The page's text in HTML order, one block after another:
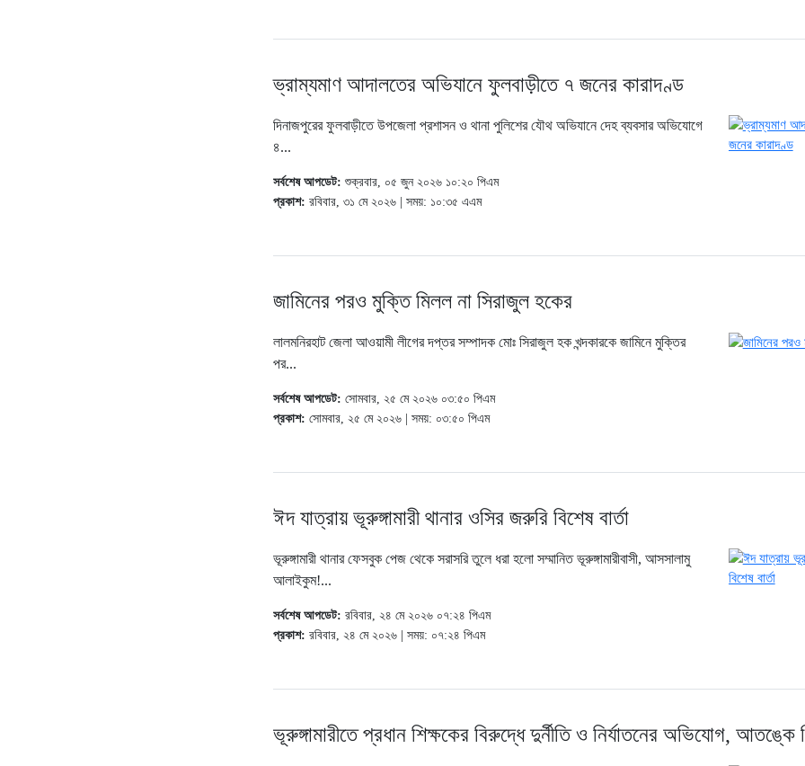
ভ্রাম্যমাণ আদালতের অভিযানে ফুলবাড়ীতে ৭ জনের কারাদণ্ড
দিনাজপুরের ফুলবাড়ীতে উপজেলা প্রশাসন ও থানা পুলিশের যৌথ অভিযানে দেহ ব্যবসার অভিযোগে
৪...
সর্বশেষ আপডেট: শুক্রবার, ০৫ জুন ২০২৬ ১০:২০ পিএম
প্রকাশ: রবিবার, ৩১ মে ২০২৬ | সময়: ১০:৩৫ এএম
জামিনের পরও মুক্তি মিলল না সিরাজুল হকের
লালমনিরহাট জেলা আওয়ামী লীগের দপ্তর সম্পাদক মোঃ সিরাজুল হক খন্দকারকে জামিনে মুক্তির
পর...
সর্বশেষ আপডেট: সোমবার, ২৫ মে ২০২৬ ০৩:৫০ পিএম
প্রকাশ: সোমবার, ২৫ মে ২০২৬ | সময়: ০৩:৫০ পিএম
ঈদ যাত্রায় ভূরুঙ্গামারী থানার ওসির জরুরি বিশেষ বার্তা
ভূরুঙ্গামারী থানার ফেসবুক পেজ থেকে সরাসরি তুলে ধরা হলো সম্মানিত ভূরুঙ্গামারীবাসী, আসসালামু
আলাইকুম!...
সর্বশেষ আপডেট: রবিবার, ২৪ মে ২০২৬ ০৭:২৪ পিএম
প্রকাশ: রবিবার, ২৪ মে ২০২৬ | সময়: ০৭:২৪ পিএম
ভূরুঙ্গামারীতে প্রধান শিক্ষকের বিরুদ্ধে দুর্নীতি ও নির্যাতনের অভিযোগ, আতঙ্কে